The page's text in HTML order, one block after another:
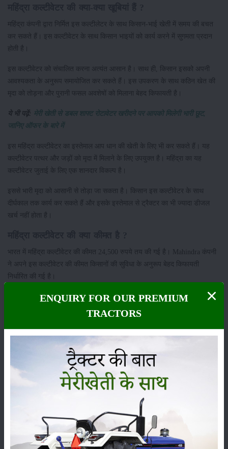
महिंद्रा कंपनी द्वारा निर्मित इस कल्टीलेटर के साथ किसान-भाई खेती में समय की बचत
कर सकते हैं। इस कल्टीवेटर के साथ किसान भाइयों को कार्य करने में सुगमता प्रदान
होती है।
इस कल्टीवेटर को संचालित करना अत्यंत आसान है। साथ ही, किसान इसको अपनी
आवश्यकता के अनुरूप समायोजित कर सकते हैं। इस उपकरण के साथ कठिन खेत की
मृदा को तोड़ना और पुरानी फसल अवशेषों को मिलाना बेहद किफायती है।
ये भी पढ़ें: मेरी खेती से डबल शाफ्ट रोटावेटर खरीदने पर आपको मिलेगी भारी छूट,
जानिए ऑफर के बारे में
इस महिंद्रा कल्टीवेटर का इस्तेमाल आप धान की खेती के लिए भी कर सकते हैं। यह
कल्टीवेटर पत्थर और जड़ों को मृदा में मिलाने के लिए उपयुक्त है। महिंद्रा का यह
कल्टीवेटर जुताई के लिए एक शानदार विकल्प है।
इससे भारी मृदा को आसानी से तोड़ा जा सकता है। किसान इस कल्टीवेटर के साथ
दीर्घकाल तक कार्य कर सकते हैं और इसके इस्तेमाल से ट्रैक्टर का भी ज्यादा डीजल
खर्च नहीं होता है।
भारत में महिंद्रा कल्टीवेटर की कीमत 24,500 रुपये तय की गई है। Mahindra कंपनी
ने अपने इस कल्टीवेटर की कीमत किसानों की सुविधा के अनुरूप बेहद किफायती
निर्धारित की गई है।
कीटनाशक पशुपालन
ENQUIRY FOR OUR PREMIUM
TRACTORS